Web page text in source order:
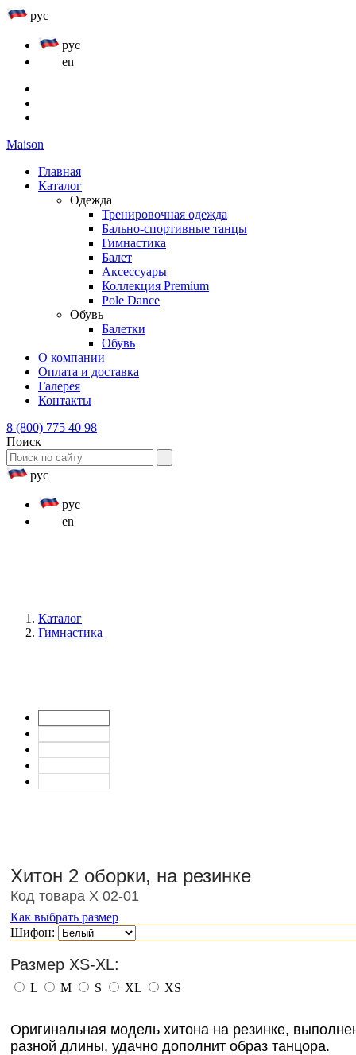
рус
рус
en
Maison
Главная
Каталог
Одежда
Тренировочная одежда
Бально-спортивные танцы
Гимнастика
Балет
Аксессуары
Коллекция Premium
Pole Dance
Обувь
Балетки
Обувь
О компании
Оплата и доставка
Галерея
Контакты
8 (800) 775 40 98
Поиск
рус
рус
en
Каталог
Гимнастика
Хитон 2 оборки, на резинке
Код товара Х 02-01
Как выбрать размер
Шифон:
Размер XS-XL:
L M S XL XS
Оригинальная модель хитона на резинке,
разной длины, удачно дополнит образ танцора.